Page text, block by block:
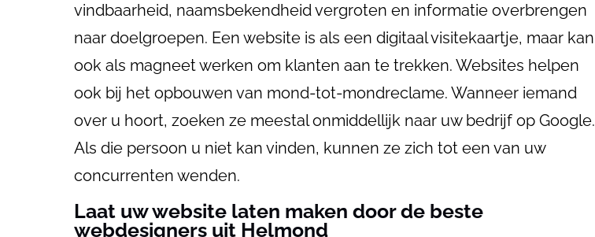
vindbaarheid, naamsbekendheid vergroten en informatie overbrengen
naar doelgroepen. Een website is als een digitaal visitekaartje, maar kan
ook als magneet werken om klanten aan te trekken. Websites helpen
ook bij het opbouwen van mond-tot-mondreclame. Wanneer iemand
over u hoort, zoeken ze meestal onmiddellijk naar uw bedrijf op Google.
Als die persoon u niet kan vinden, kunnen ze zich tot een van uw
concurrenten wenden.
Laat uw website laten maken door de beste
webdesigners uit Helmond